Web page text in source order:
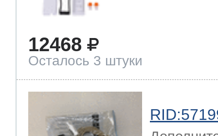
12468
Осталось 3 штуки